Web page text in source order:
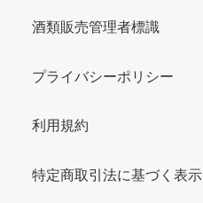
酒類販売管理者標識
プライバシーポリシー
利用規約
特定商取引法に基づく表示